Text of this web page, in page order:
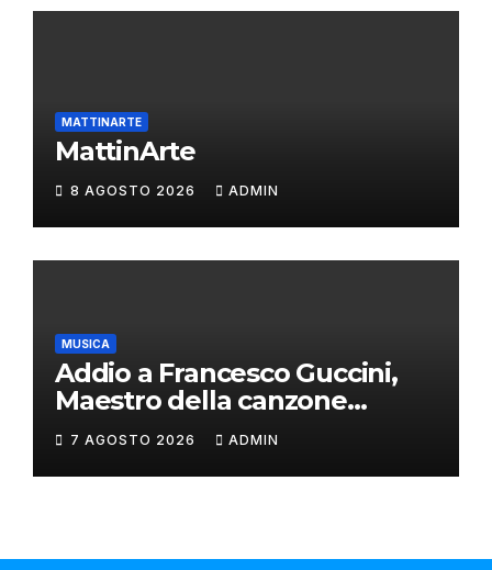
MATTINARTE
MattinArte
8 AGOSTO 2026 ADMIN
MUSICA
Addio a Francesco Guccini,
Maestro della canzone
d’autore
7 AGOSTO 2026 ADMIN